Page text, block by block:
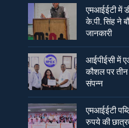
एमआईईटी में
के.पी. सिंह ने
जानकारी
आईपीईसी में
कौशल पर
संपन्न
एमआईईटी
रुपये की